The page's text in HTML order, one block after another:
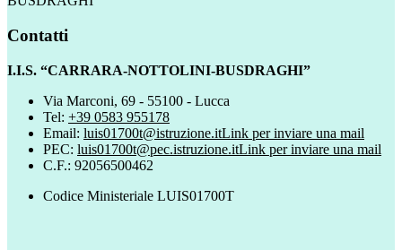
Contatti
I.I.S. “CARRARA-NOTTOLINI-BUSDRAGHI”
Via Marconi, 69 - 55100 - Lucca
Tel: +39 0583 955178
Email: luis01700t@istruzione.itLink per inviare una mail
PEC: luis01700t@pec.istruzione.itLink per inviare una mail
C.F.: 92056500462
Codice Ministeriale LUIS01700T